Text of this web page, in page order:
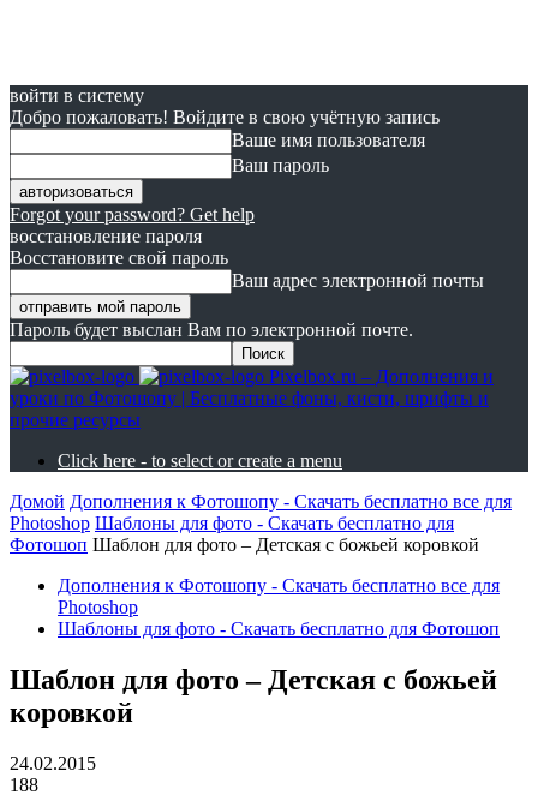
войти в систему
Добро пожаловать! Войдите в свою учётную запись
Ваше имя пользователя
Ваш пароль
Forgot your password? Get help
восстановление пароля
Восстановите свой пароль
Ваш адрес электронной почты
Пароль будет выслан Вам по электронной почте.
Pixelbox.ru – Дополнения и
уроки по Фотошопу | Бесплатные фоны, кисти, шрифты и
прочие ресурсы
Click here - to select or create a menu
Домой Дополнения к Фотошопу - Скачать бесплатно все для
Photoshop Шаблоны для фото - Скачать бесплатно для
Фотошоп Шаблон для фото – Детская с божьей коровкой
Дополнения к Фотошопу - Скачать бесплатно все для
Photoshop
Шаблоны для фото - Скачать бесплатно для Фотошоп
Шаблон для фото – Детская с божьей
коровкой
24.02.2015
188